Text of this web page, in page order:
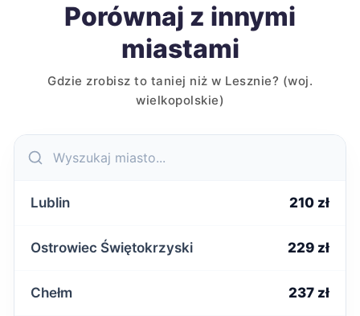
Porównaj z innymi
miastami
Gdzie zrobisz to taniej niż w Lesznie? (woj.
wielkopolskie)
Lublin 210 zł
Ostrowiec Świętokrzyski 229 zł
Chełm 237 zł